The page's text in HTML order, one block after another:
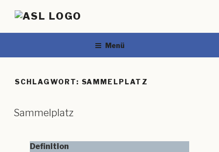
Menü
SCHLAGWORT: SAMMELPLATZ
Sammelplatz
Definition